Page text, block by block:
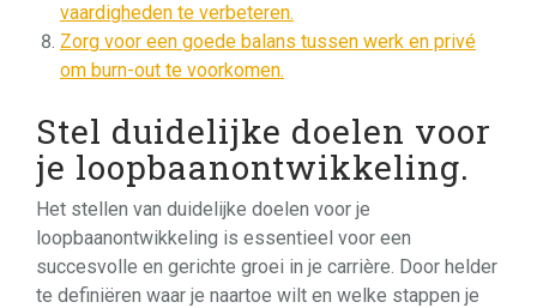
vaardigheden te verbeteren.
Zorg voor een goede balans tussen werk en privé
om burn-out te voorkomen.
Stel duidelijke doelen voor
je loopbaanontwikkeling.
Het stellen van duidelijke doelen voor je
loopbaanontwikkeling is essentieel voor een
succesvolle en gerichte groei in je carrière. Door helder
te definiëren waar je naartoe wilt en welke stappen je